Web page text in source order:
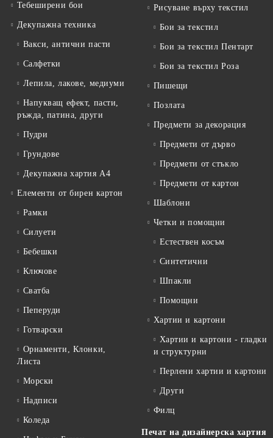
Тебеширени бои
Декупажна техника
Вакси, антични пасти
Салфетки
Лепила, лакове, медиуми
Напукващ ефект, пасти,
ръжда, патина, други
Пудри
Грундове
Декупажна хартия А4
Елементи от бирен картон
Рамки
Силуети
Бебешки
Ключове
Сватба
Пеперуди
Готварски
Орнаменти, Клонки,
Листа
Морски
Надписи
Коледа
Рисуване върху текстил
Бои за текстил
Бои за текстил Пентарт
Бои за текстил Роза
Пишещи
Позлата
Предмети за декорация
Предмети от дърво
Предмети от стъкло
Предмети от картон
Шаблони
Четки и помощни
Естествен косъм
Синтетични
Шпакли
Помощни
Хартии и картони
Хартии и картони - гладки
и структурни
Перлени хартии и картони
Други
Филц
Печат на дизайнерска хартия